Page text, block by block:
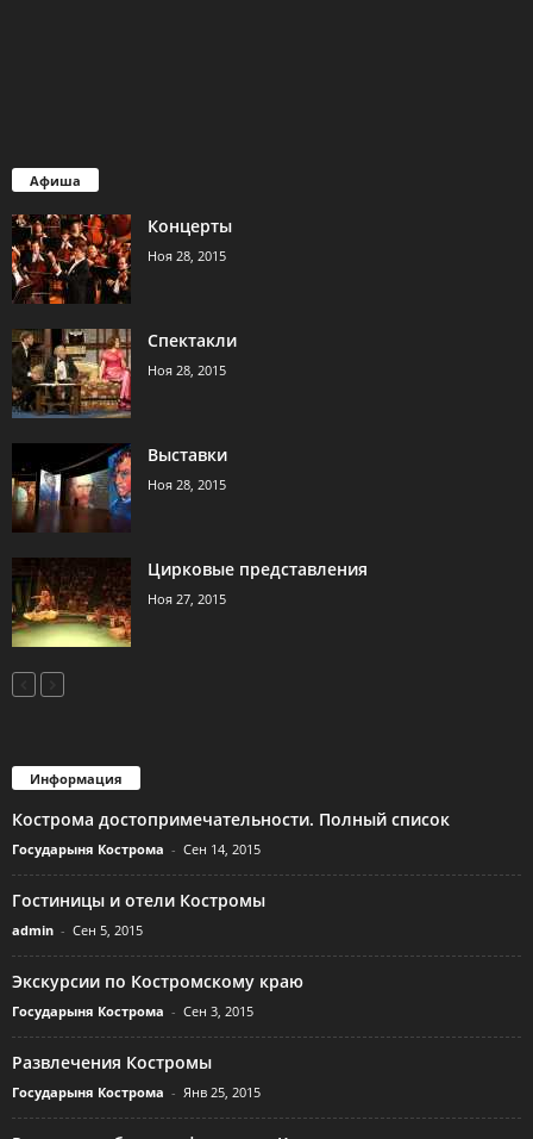
Афиша
Концерты
Ноя 28, 2015
Спектакли
Ноя 28, 2015
Выставки
Ноя 28, 2015
Цирковые представления
Ноя 27, 2015
Информация
Кострома достопримечательности. Полный список
Государыня Кострома - Сен 14, 2015
Гостиницы и отели Костромы
admin - Сен 5, 2015
Экскурсии по Костромскому краю
Государыня Кострома - Сен 3, 2015
Развлечения Костромы
Государыня Кострома - Янв 25, 2015